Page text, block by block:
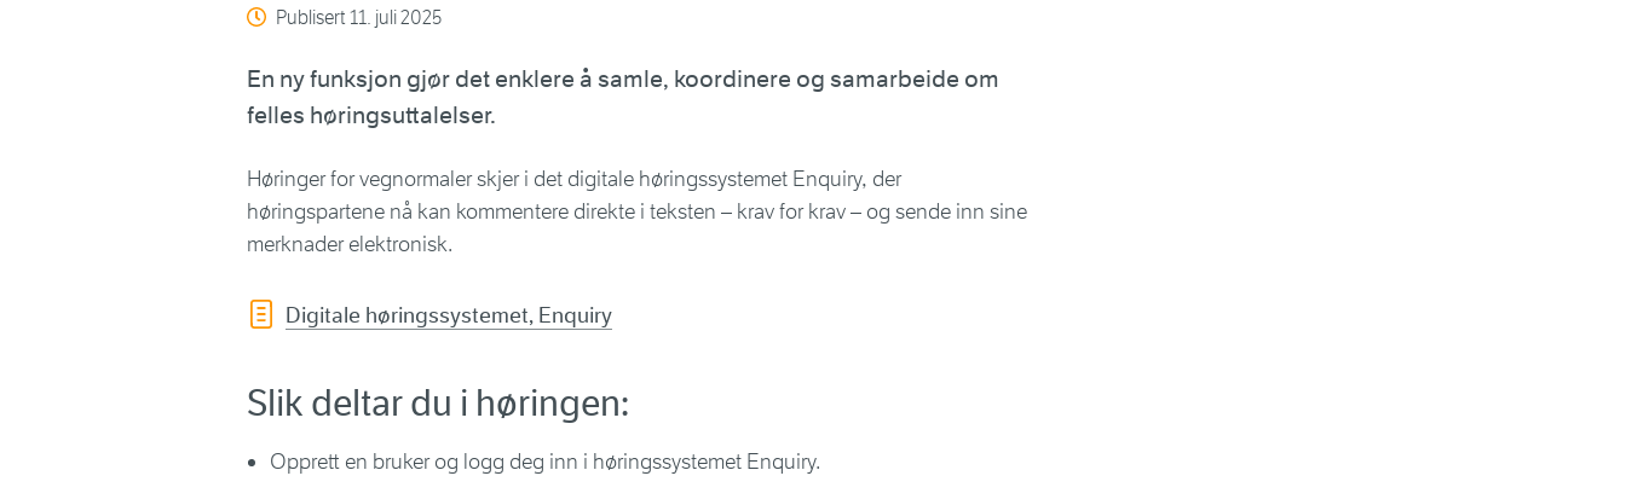
Publisert11. juli 2025
En ny funksjon gjør det enklere å samle, koordinere og samarbeide om
felles høringsuttalelser.
Høringer for vegnormaler skjer i det digitale høringssystemet Enquiry, der
høringspartene nå kan kommentere direkte i teksten – krav for krav – og sende inn sine
merknader elektronisk.
Digitale høringssystemet, Enquiry
Slik deltar du i høringen:
Opprett en bruker og logg deg inn i høringssystemet Enquiry.